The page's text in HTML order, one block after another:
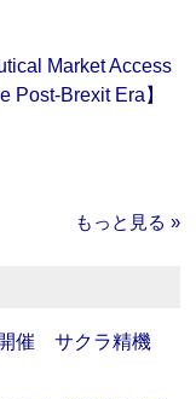
Market Access
Post-Brexit Era】
もっと見る »
催 サクラ精機